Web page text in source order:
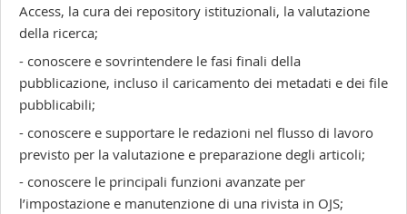
Access, la cura dei repository istituzionali, la valutazione
della ricerca;
- conoscere e sovrintendere le fasi finali della
pubblicazione, incluso il caricamento dei metadati e dei file
pubblicabili;
- conoscere e supportare le redazioni nel flusso di lavoro
previsto per la valutazione e preparazione degli articoli;
- conoscere le principali funzioni avanzate per
l’impostazione e manutenzione di una rivista in OJS;